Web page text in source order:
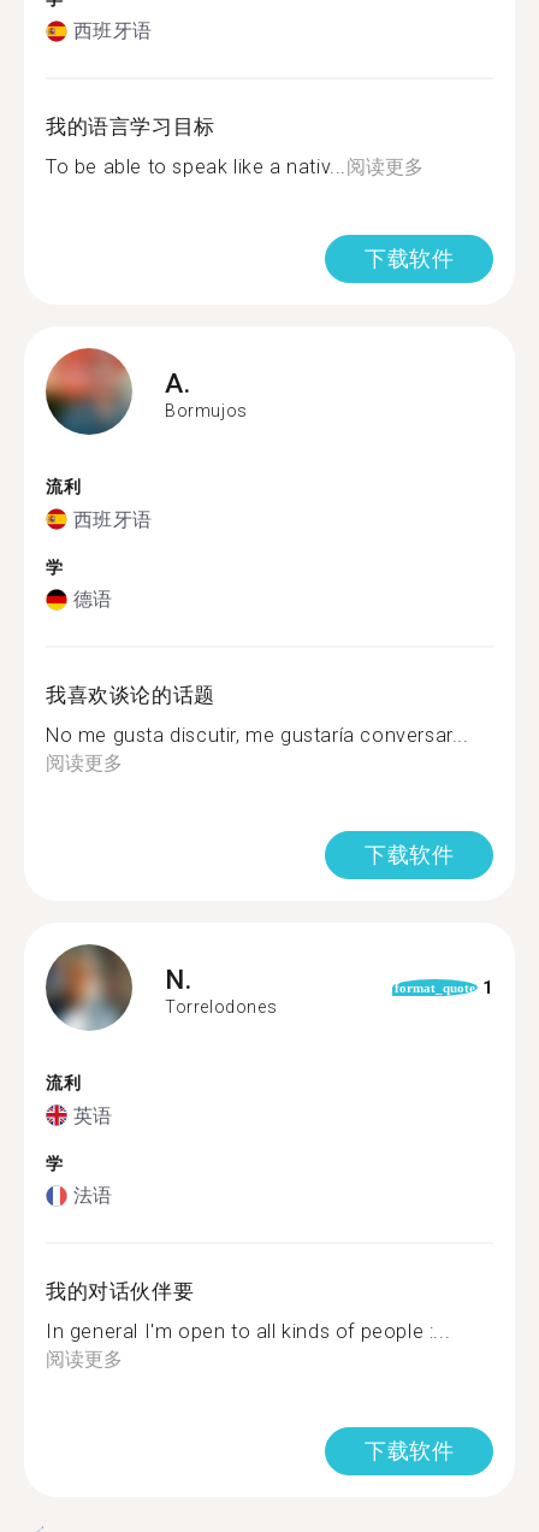
西班牙语
我的语言学习目标
To be able to speak like a nativ...阅读更多
下载软件
A.
Bormujos
流利
西班牙语
学
德语
我喜欢谈论的话题
No me gusta discutir, me gustaría conversar...
阅读更多
下载软件
N.
Torrelodones
format_quote 1
流利
英语
学
法语
我的对话伙伴要
In general I'm open to all kinds of people :...
阅读更多
下载软件